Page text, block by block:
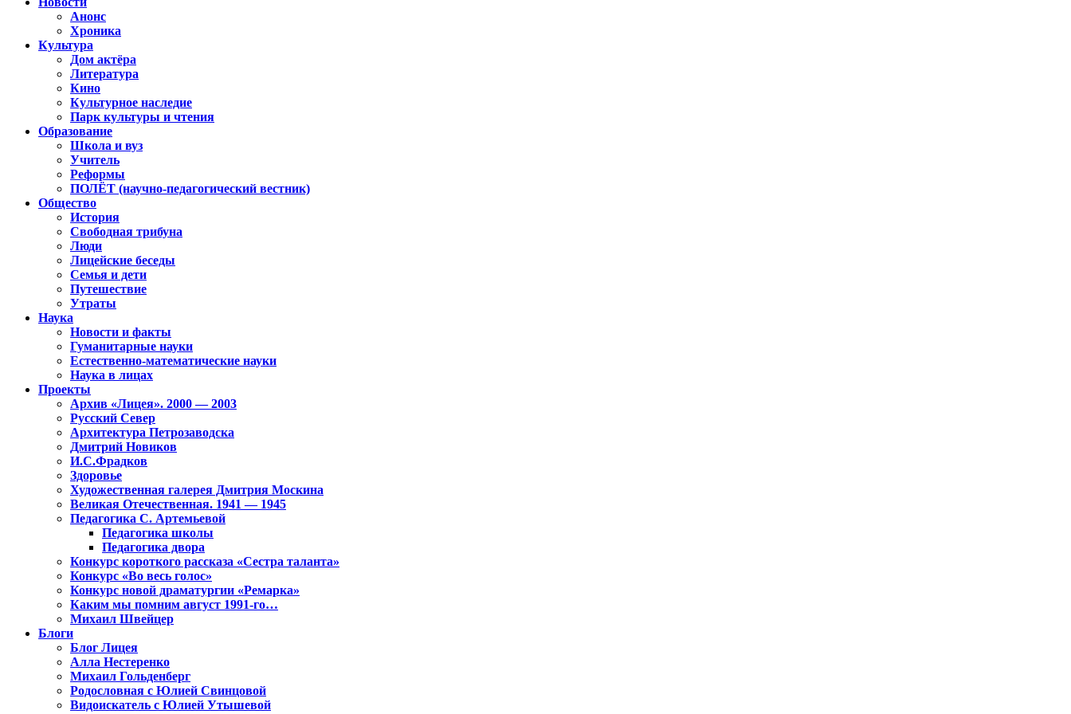
Анонс
Хроника
Культура
Дом актёра
Литература
Кино
Культурное наследие
Парк культуры и чтения
Образование
Школа и вуз
Учитель
Реформы
ПОЛЁТ (научно-педагогический вестник)
Общество
История
Свободная трибуна
Люди
Лицейские беседы
Семья и дети
Путешествие
Утраты
Наука
Новости и факты
Гуманитарные науки
Естественно-математические науки
Наука в лицах
Проекты
Архив «Лицея». 2000 — 2003
Русский Север
Архитектура Петрозаводска
Дмитрий Новиков
И.С.Фрадков
Здоровье
Художественная галерея Дмитрия Москина
Великая Отечественная. 1941 — 1945
Педагогика С. Артемьевой
Педагогика школы
Педагогика двора
Конкурс короткого рассказа «Сестра таланта»
Конкурс «Во весь голос»
Конкурс новой драматургии «Ремарка»
Каким мы помним август 1991-го…
Михаил Швейцер
Блоги
Блог Лицея
Алла Нестеренко
Михаил Гольденберг
Родословная с Юлией Свинцовой
Видоискатель с Юлией Утышевой